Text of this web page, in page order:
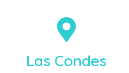
Las Condes